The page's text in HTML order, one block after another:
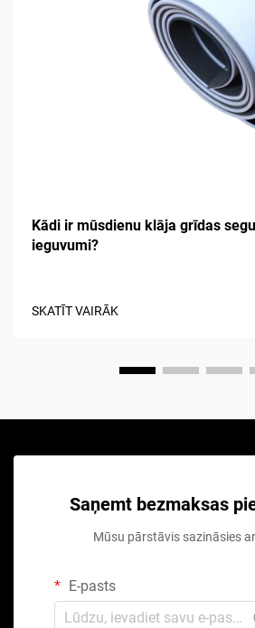
Kādi ir mūsdienu klāja grīdas
ieguvumi?
SKATĪT VAIRĀK
Saņemt bezmaksas
Mūsu pārstāvis sazināsies
E-pasts